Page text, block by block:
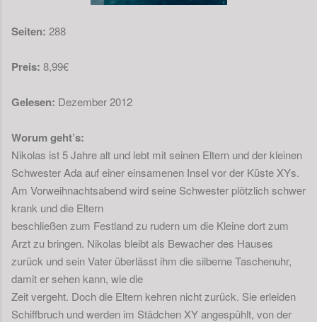
Seiten: 288
Preis: 8,99€
Gelesen: Dezember 2012
Worum geht’s:
Nikolas ist 5 Jahre alt und lebt mit seinen Eltern und der kleinen
Schwester Ada auf einer einsamenen Insel vor der Küste XYs.
Am Vorweihnachtsabend wird seine Schwester plötzlich schwer
krank und die Eltern
beschließen zum Festland zu rudern um die Kleine dort zum
Arzt zu bringen. Nikolas bleibt als Bewacher des Hauses
zurück und sein Vater überlässt ihm die silberne Taschenuhr,
damit er sehen kann, wie die
Zeit vergeht. Doch die Eltern kehren nicht zurück. Sie erleiden
Schiffbruch und werden im Städchen XY angespühlt, von der